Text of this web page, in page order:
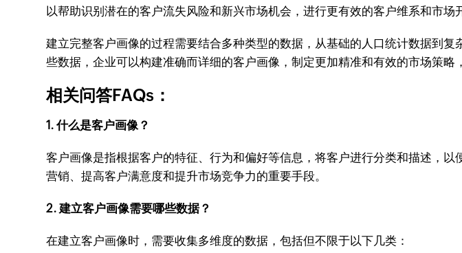
以帮助识别潜在的客户流失风险和新兴市场机会，进行更有效的客户维系和市场
建立完整客户画像的过程需要结合多种类型的数据，从基础的人口统计数据到
些数据，企业可以构建准确而详细的客户画像，制定更加精准和有效的市场策略
相关问答FAQs：
1. 什么是客户画像？
客户画像是指根据客户的特征、行为和偏好等信息，将客户进行分类和描述，
营销、提高客户满意度和提升市场竞争力的重要手段。
2. 建立客户画像需要哪些数据？
在建立客户画像时，需要收集多维度的数据，包括但不限于以下几类：